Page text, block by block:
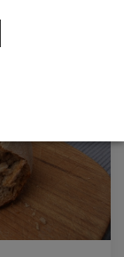
notwendig.